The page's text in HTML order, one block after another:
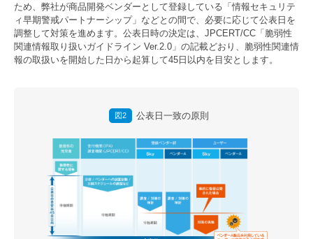
ため、弊社が商品開発ベンダーとして登録している「情報セキュリテ
ィ早期警戒パートナーシップ」などとの間で、必要に応じて公表日を
調整して対策を進めます。公表日時の決定は、JPCERT/CC「脆弱性
関連情報取り扱いガイドライン Ver.2.0」の記載どおり、脆弱性関連情
報の取扱いを開始した日から起算して45日以内を目安とします。
図2 公表日一致の原則